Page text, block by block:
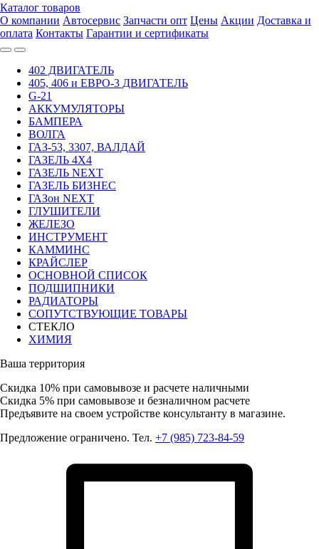
Каталог товаров
О компании Автосервис Запчасти опт Цены Акции Доставка и
оплата Контакты Гарантии и сертификаты
402 ДВИГАТЕЛЬ
405, 406 и ЕВРО-3 ДВИГАТЕЛЬ
G-21
АККУМУЛЯТОРЫ
БАМПЕРА
ВОЛГА
ГАЗ-53, 3307, ВАЛДАЙ
ГАЗЕЛЬ 4Х4
ГАЗЕЛЬ NEXT
ГАЗЕЛЬ БИЗНЕС
ГАЗон NEXT
ГЛУШИТЕЛИ
ЖЕЛЕЗО
ИНСТРУМЕНТ
КАММИНС
КРАЙСЛЕР
ОСНОВНОЙ СПИСОК
ПОДШИПНИКИ
РАДИАТОРЫ
СОПУТСТВУЮЩИЕ ТОВАРЫ
СТЕКЛО
ХИМИЯ
Ваша территория
Скидка 10% при самовывозе и расчете наличными
Скидка 5% при самовывозе и безналичном расчете
Предъявите на своем устройстве консультанту в магазине.
Предложение ограничено. Тел. +7 (985) 723-84-59